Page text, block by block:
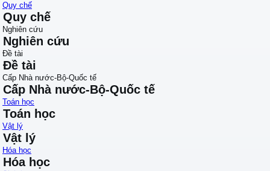
Quy chế
Quy chế
Nghiên cứu
Nghiên cứu
Đề tài
Đề tài
Cấp Nhà nước-Bộ-Quốc tế
Cấp Nhà nước-Bộ-Quốc tế
Toán học
Toán học
Vật lý
Vật lý
Hóa học
Hóa học